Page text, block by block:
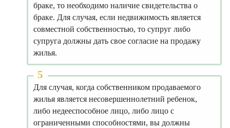
браке, то необходимо наличие свидетельства о
браке. Для случая, если недвижимость является
совместной собственностью, то супруг либо
супруга должны дать свое согласие на продажу
жилья.
Для случая, когда собственником продаваемого
жилья является несовершеннолетний ребенок,
либо недееспособное лицо, либо лицо с
ограниченными способностями, вы должны